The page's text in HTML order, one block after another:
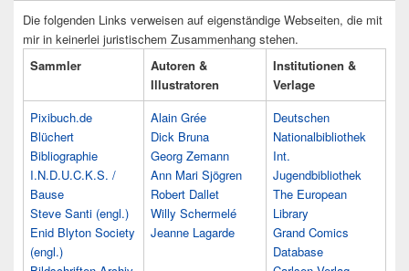
Die folgenden Links verweisen auf eigenständige Webseiten, die mit
mir in keinerlei juristischem Zusammenhang stehen.
Sammler
Autoren &
Illustratoren
Institutionen &
Verlage
Pixibuch.de
Blüchert
Bibliographie
I.N.D.U.C.K.S. /
Bause
Steve Santi (engl.)
Enid Blyton Society
(engl.)
Alain Grée
Dick Bruna
Georg Zemann
Ann Mari Sjögren
Robert Dallet
Willy Schermelé
Jeanne Lagarde
Deutschen
Nationalbibliothek
Int.
Jugendbibliothek
The European
Library
Grand Comics
Database